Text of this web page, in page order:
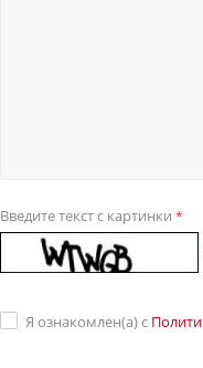
Введите текст с картинки *
Я ознакомлен(а) с